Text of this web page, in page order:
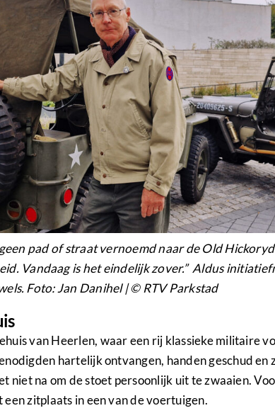
pad of straat vernoemd naar de Old
Vandaag is het eindelijk zover.” Aldus
Foto: Jan Danihel | © RTV Parkstad
van Heerlen, waar een rij klassieke militaire
hartelijk ontvangen, handen geschud en
niet na om de stoet persoonlijk uit te zwaaien.
zitplaats in een van de voertuigen.